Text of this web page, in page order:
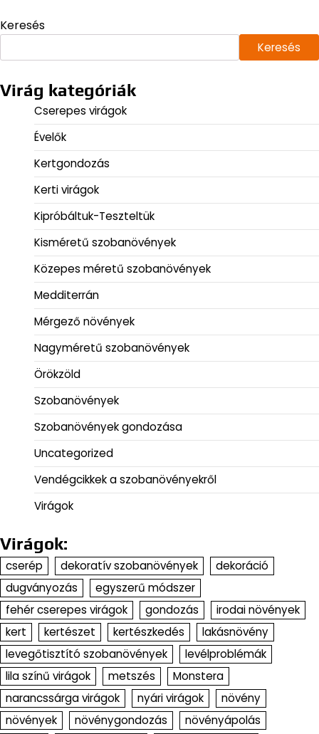
Keresés
Keresés
Virág kategóriák
Cserepes virágok
Évelők
Kertgondozás
Kerti virágok
Kipróbáltuk-Teszteltük
Kisméretű szobanövények
Közepes méretű szobanövények
Medditerrán
Mérgező növények
Nagyméretű szobanövények
Örökzöld
Szobanövények
Szobanövények gondozása
Uncategorized
Vendégcikkek a szobanövényekről
Virágok
Virágok:
cserép dekoratív szobanövények
dekoráció
dugványozás
egyszerű módszer
fehér cserepes virágok
gondozás
irodai növények
kert
kertészet kertészkedés
lakásnövény
levegőtisztító szobanövények
levélproblémák
lila színű virágok
metszés
Monstera
narancssárga virágok
nyári virágok
növény
növények
növénygondozás növényápolás